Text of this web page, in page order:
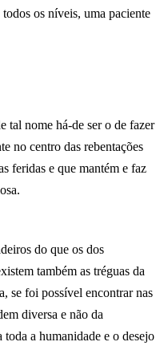
os níveis, uma paciente
tal nome há-de ser o de fazer
no centro das rebentações
feridas e que mantém e faz
do que os dos
também as tréguas da
se foi possível encontrar nas
diversa e não da
a humanidade e o desejo